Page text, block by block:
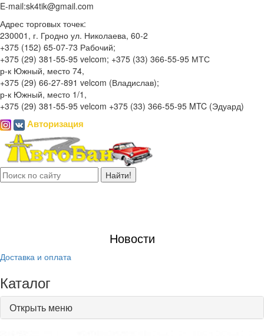
E-mail:sk4tik@gmail.com
Адрес торговых точек:
230001, г. Гродно ул. Николаева, 60-2
+375 (152) 65-07-73 Рабочий;
+375 (29) 381-55-95 velcom; +375 (33) 366-55-95 МТС
р-к Южный, место 74,
+375 (29) 66-27-891 velcom (Владислав);
р-к Южный, место 1/1,
+375 (29) 381-55-95 velcom +375 (33) 366-55-95 MTC (Эдуард)
Авторизация
Новости
Доставка и оплата
Каталог
Открыть меню